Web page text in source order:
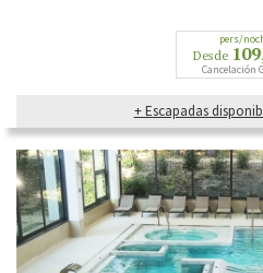
pers/
Desde
Cancelación
+ Escapadas